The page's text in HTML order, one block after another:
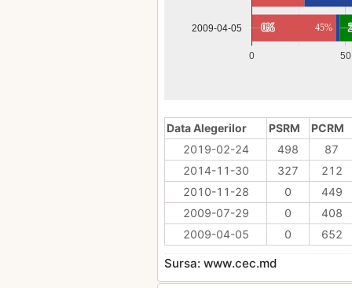
0 50
2009-04-05 0%
0% 45%
Data Alegerilor PSRM
PCRM
2019-02-24
498
87
2014-11-30
327
212
2010-11-28
0
449
2009-07-29
0
408
2009-04-05
0 652
Sursa: www.cec.md